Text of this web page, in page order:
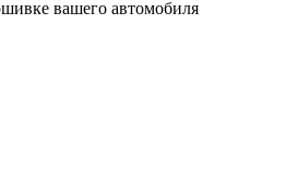
вашего автомобиля